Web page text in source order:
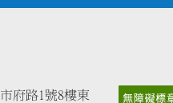
府路1號8樓東